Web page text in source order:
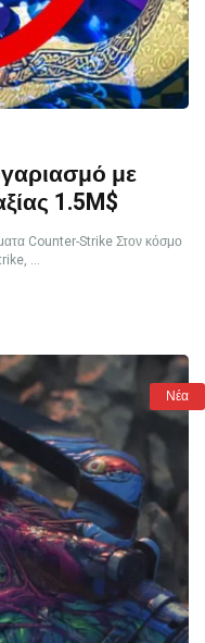
με
1.5M$
Counter-Strike Στον κόσμο
...
Νέα